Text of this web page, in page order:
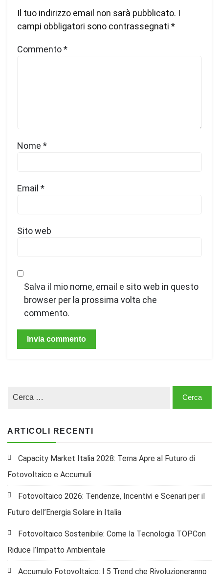
Il tuo indirizzo email non sarà pubblicato. I
campi obbligatori sono contrassegnati *
Commento*
Nome *
Email *
Sito web
Salva il mio nome, email e sito web in questo
browser per la prossima volta che
commento.
ARTICOLI RECENTI
Capacity Market Italia 2028: Terna Apre al Futuro di
Fotovoltaico e Accumuli
Fotovoltaico 2026: Tendenze, Incentivi e Scenari per il
Futuro dell’Energia Solare in Italia
Fotovoltaico Sostenibile: Come la Tecnologia TOPCon
Riduce l’Impatto Ambientale
Accumulo Fotovoltaico: I 5 Trend che Rivoluzioneranno